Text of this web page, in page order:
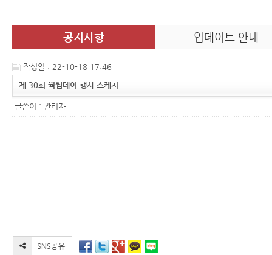
공지사항 업데이트 안내
작성일 : 22-10-18 17:46
제 30회 웍썸데이 행사 스케치
글쓴이 : 관리자